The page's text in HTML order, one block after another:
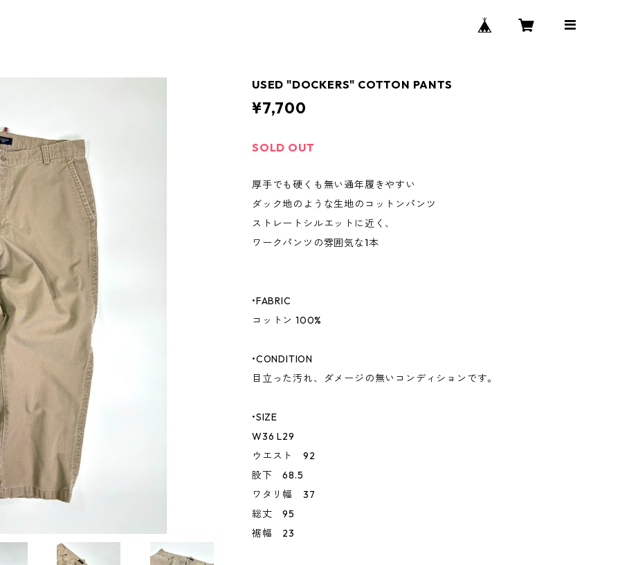
USED "DOCKERS" COTTON PANTS
¥7,700
SOLD OUT
厚手でも硬くも無い通年履きやすい
ダック地のような生地のコットンパンツ
ストレートシルエットに近く、
ワークパンツの雰囲気な1本
•FABRIC
コットン 100%
•CONDITION
目立った汚れ、ダメージの無いコンディションです。
•SIZE
W36 L29
ウエスト 92
股下 68.5
ワタリ幅 37
総丈 95
裾幅 23